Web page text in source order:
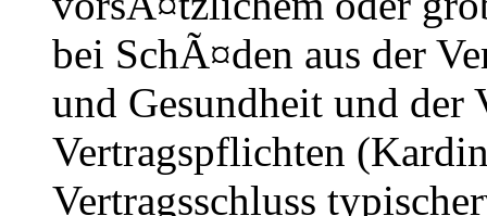
bei SchÃ¤den aus der
und Gesundheit und der
Vertragspflichten
Vertragsschluss